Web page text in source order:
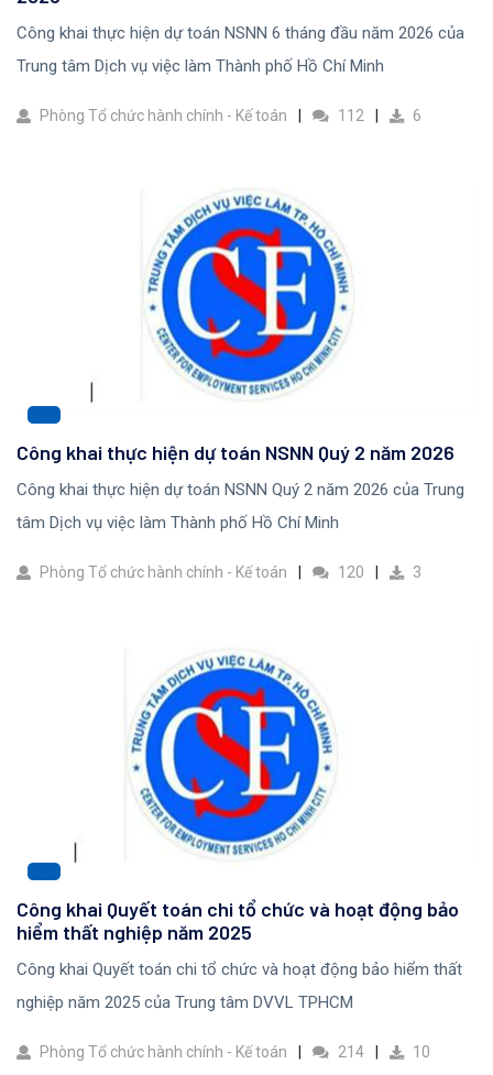
Công khai thực hiện dự toán NSNN 6 tháng đầu năm 2026 của
Trung tâm Dịch vụ việc làm Thành phố Hồ Chí Minh
Phòng Tổ chức hành chính - Kế toán 112 6
Công khai thực hiện dự toán NSNN Quý 2 năm 2026
Công khai thực hiện dự toán NSNN Quý 2 năm 2026 của Trung
tâm Dịch vụ việc làm Thành phố Hồ Chí Minh
Phòng Tổ chức hành chính - Kế toán 120 3
Công khai Quyết toán chi tổ chức và hoạt động bảo
hiểm thất nghiệp năm 2025
Công khai Quyết toán chi tổ chức và hoạt động bảo hiểm thất
nghiệp năm 2025 của Trung tâm DVVL TPHCM
Phòng Tổ chức hành chính - Kế toán 214 10